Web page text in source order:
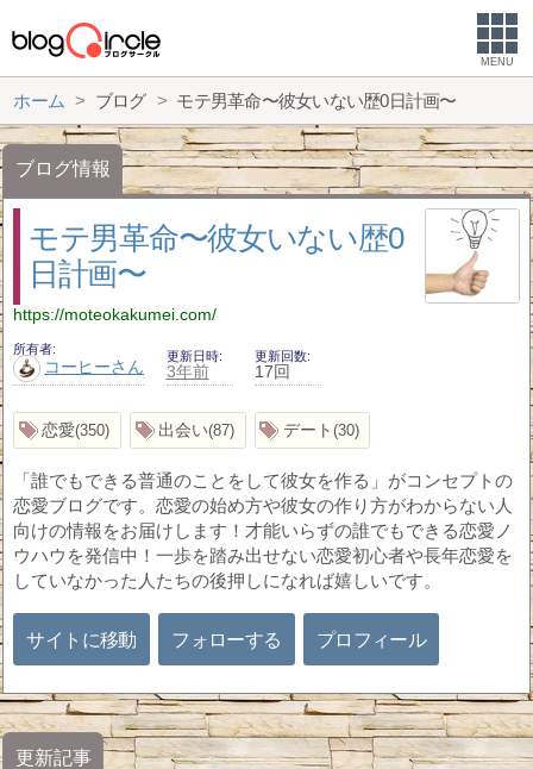
MENU
ホーム ブログ モテ男革命〜彼女いない歴0日計画〜
ブログ情報
モテ男革命〜彼女いない歴0
日計画〜
https://moteokakumei.com/
所有者
コーヒーさん
更新日時
3年前
更新回数
17回
恋愛 350 出会い 87 デート 30
「誰でもできる普通のことをして彼女を作る」がコンセプトの
恋愛ブログです。恋愛の始め方や彼女の作り方がわからない人
向けの情報をお届けします！才能いらずの誰でもできる恋愛ノ
ウハウを発信中！一歩を踏み出せない恋愛初心者や長年恋愛を
していなかった人たちの後押しになれば嬉しいです。
サイトに移動 フォローする プロフィール
更新記事